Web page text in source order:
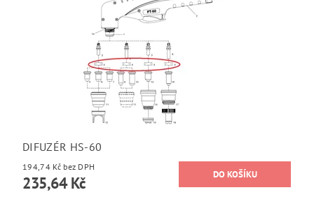
DIFUZÉR HS-60
194,74 Kč bez DPH
235,64 Kč